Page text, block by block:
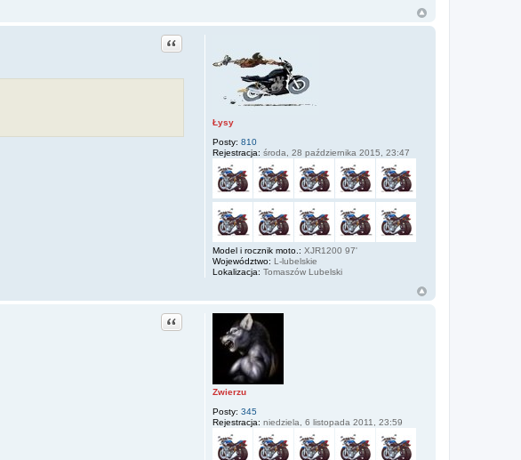
Łysy
Posty: 810
Rejestracja: środa, 28 października 2015, 23:47
Model i rocznik moto.: XJR1200 97'
Województwo: L-lubelskie
Lokalizacja: Tomaszów Lubelski
Cytuj
Zwierzu
Posty: 345
Rejestracja: niedziela, 6 listopada 2011, 23:59
Cytuj